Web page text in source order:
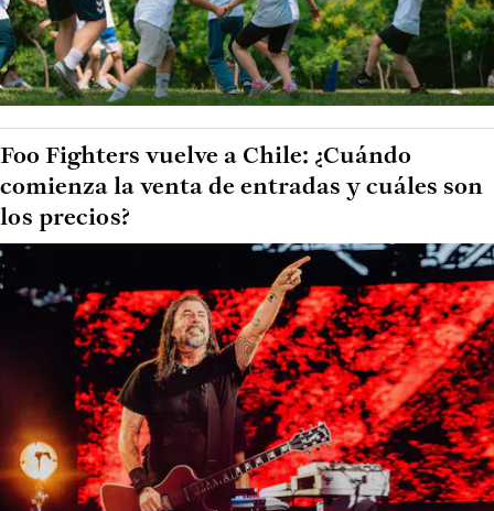
Foo Fighters vuelve a Chile: ¿Cuándo
comienza la venta de entradas y cuáles son
los precios?